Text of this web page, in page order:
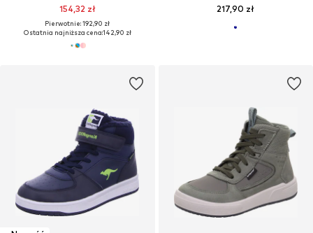
154,32 zł
Pierwotnie: 192,90 zł
Ostatnia najniższa cena:142,90 zł
217,90 zł